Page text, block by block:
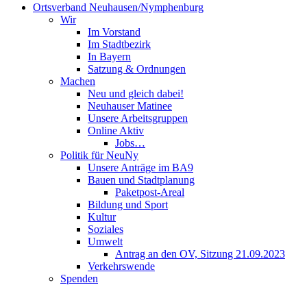
Ortsverband Neuhausen/Nymphenburg
Wir
Im Vorstand
Im Stadtbezirk
In Bayern
Satzung & Ordnungen
Machen
Neu und gleich dabei!
Neuhauser Matinee
Unsere Arbeitsgruppen
Online Aktiv
Jobs…
Politik für NeuNy
Unsere Anträge im BA9
Bauen und Stadtplanung
Paketpost-Areal
Bildung und Sport
Kultur
Soziales
Umwelt
Antrag an den OV, Sitzung 21.09.2023
Verkehrswende
Spenden